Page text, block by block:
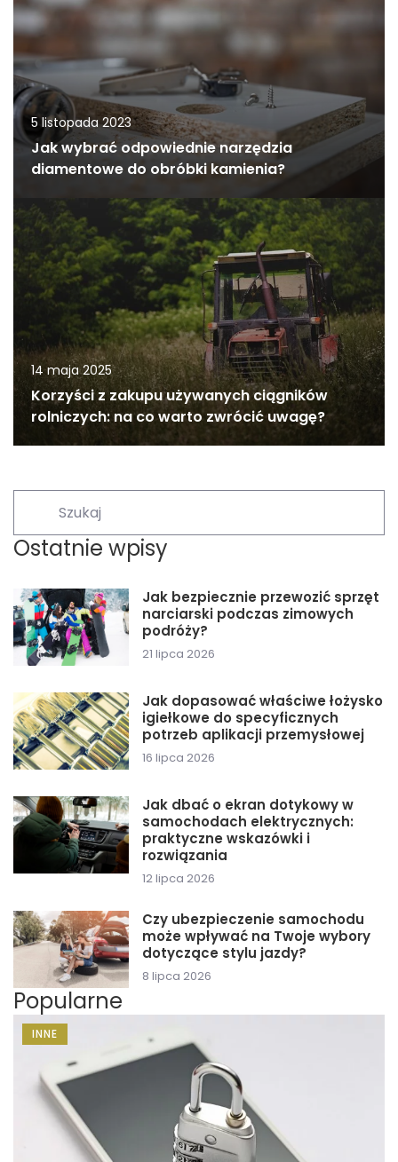
5 listopada 2023
Jak wybrać odpowiednie narzędzia
diamentowe do obróbki kamienia?
14 maja 2025
Korzyści z zakupu używanych ciągników
rolniczych: na co warto zwrócić uwagę?
Ostatnie wpisy
Jak bezpiecznie przewozić sprzęt
narciarski podczas zimowych
podróży?
21 lipca 2026
Jak dopasować właściwe łożysko
igiełkowe do specyficznych
potrzeb aplikacji przemysłowej
16 lipca 2026
Jak dbać o ekran dotykowy w
samochodach elektrycznych:
praktyczne wskazówki i
rozwiązania
12 lipca 2026
Czy ubezpieczenie samochodu
może wpływać na Twoje wybory
dotyczące stylu jazdy?
8 lipca 2026
Popularne
INNE